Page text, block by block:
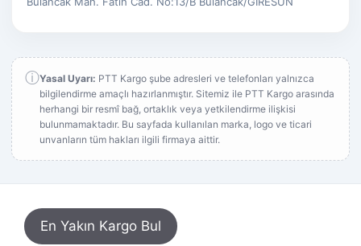
ⓘYasal Uyarı: PTT Kargo şube adresleri ve telefonları yalnızca
bilgilendirme amaçlı hazırlanmıştır. Sitemiz ile PTT Kargo arasında
herhangi bir resmî bağ, ortaklık veya yetkilendirme ilişkisi
bulunmamaktadır. Bu sayfada kullanılan marka, logo ve ticari
unvanların tüm hakları ilgili firmaya aittir.
En Yakın Kargo Bul